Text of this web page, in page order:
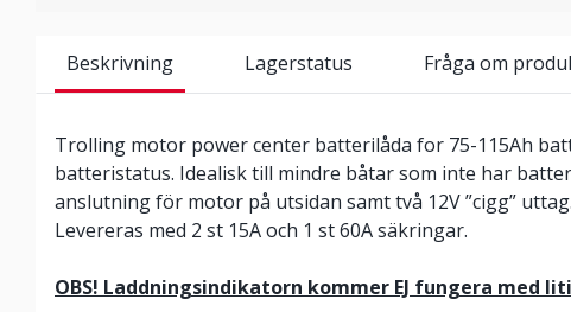
Beskrivning Lagerstatus Fråga om
Trolling motor power center batterilåda for 75-115Ah
batteristatus. Idealisk till mindre båtar som inte har
anslutning för motor på utsidan samt två 12V ”cigg” uttag.
Levereras med 2 st 15A och 1 st 60A säkringar.
OBS! Laddningsindikatorn kommer EJ fungera med